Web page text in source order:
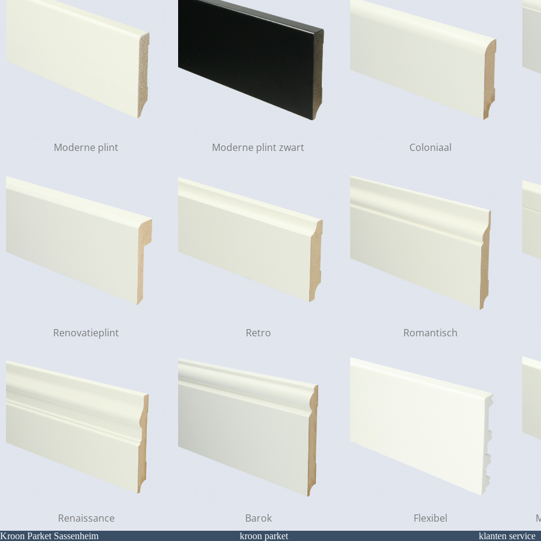
Moderne plint Moderne plint zwart Coloniaal
Renovatieplint Retro Romantisch
Renaissance Barok Flexibel
Kroon Parket Sassenheim kroon parket klanten service